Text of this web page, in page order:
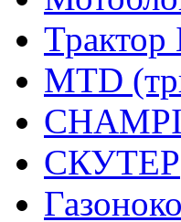
Трактор
MTD
СКУТЕР